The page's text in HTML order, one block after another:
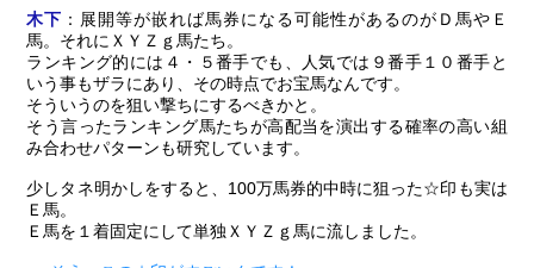
木下 ：展開等が嵌れば馬券になる可能性があるのがＤ馬やＥ
馬。それにＸＹＺｇ馬たち。
ランキング的には４・５番手でも、人気では９番手１０番手と
いう事もザラにあり、その時点でお宝馬なんです。
そういうのを狙い撃ちにするべきかと。
そう言ったランキング馬たちが高配当を演出する確率の高い組
み合わせパターンも研究しています。
少しタネ明かしをすると、100万馬券的中時に狙った☆印も実は
Ｅ馬。
Ｅ馬を１着固定にして単独ＸＹＺｇ馬に流しました。